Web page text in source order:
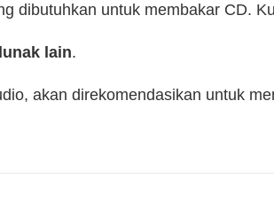
dibutuhkan untuk membakar CD.
lain.
akan direkomendasikan untuk